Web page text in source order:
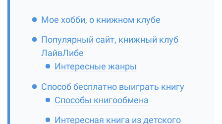
Мое хобби, о книжном клубе
Популярный сайт, книжный клуб
ЛайвЛибе
Интересные жанры
Способ бесплатно выиграть книгу
Способы книгообмена
Интересная книга из детского